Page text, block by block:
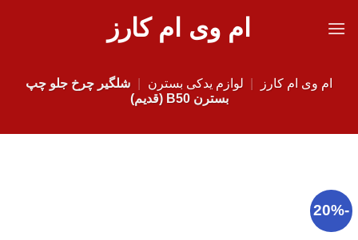
ام وی ام کارز
ام وی ام کارز لوازم یدکی بسترن
شلگیر چرخ جلو چپ
بسترن B50 (قدیم)
-20%